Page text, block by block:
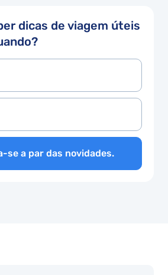
dicas de viagem úteis
se a par das novidades.